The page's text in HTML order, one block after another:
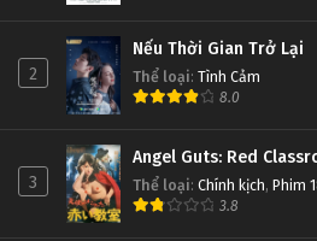
2
Nếu Thời Gian Trở Lại
Thể loại: Tình Cảm
8.0
3
Angel Guts: Red
Thể loại: Chính kịch, Phim
3.8